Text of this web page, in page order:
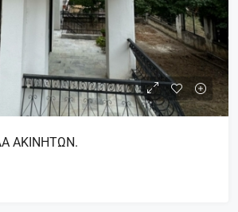
ΑΚΙΝΗΤΩΝ.